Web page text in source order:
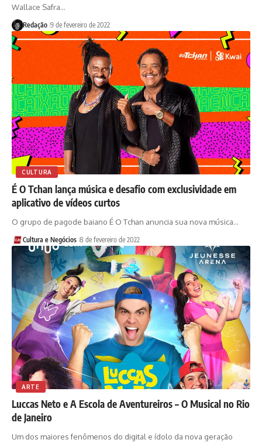
Wallace Safra…
Redação 9 de fevereiro de 2022
CULTURA
É O Tchan lança música e desafio com exclusividade em
aplicativo de vídeos curtos
O grupo de pagode baiano É O Tchan anuncia sua nova música…
Cultura e Negócios 8 de fevereiro de 2022
ARTE
Luccas Neto e A Escola de Aventureiros – O Musical no Rio
de Janeiro
Um dos maiores fenômenos do digital e ídolo da nova geração